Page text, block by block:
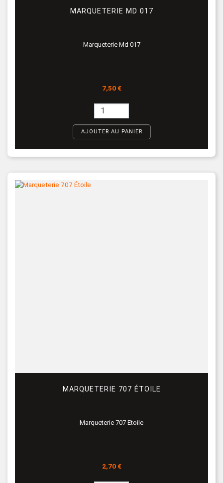
MARQUETERIE MD 017
Marqueterie Md 017
Prix
7,50 €
AJOUTER AU PANIER
MARQUETERIE 707 ÉTOILE
Marqueterie 707 Etoile
Prix
2,70 €